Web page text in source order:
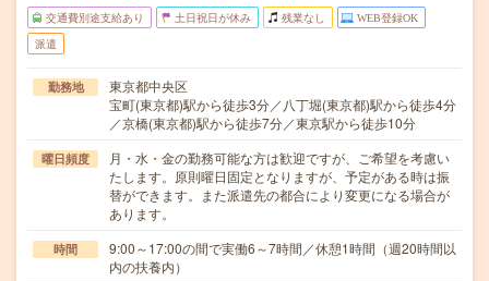
交通費別途支給あり 土日祝日が休み 残業なし WEB登録OK
派遣
勤務地
東京都中央区
宝町(東京都)駅から徒歩3分／八丁堀(東京都)駅から徒歩4分
／京橋(東京都)駅から徒歩7分／東京駅から徒歩10分
曜日頻度
月・水・金の勤務可能な方は歓迎ですが、ご希望を考慮い
たします。原則曜日固定となりますが、予定がある時は振
替ができます。また派遣先の都合により変更になる場合が
あります。
時間
9:00～17:00の間で実働6～7時間／休憩1時間（週20時間以
内の扶養内）